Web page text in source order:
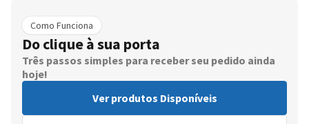
Como Funciona
Do clique à sua porta
Três passos simples para receber seu pedido ainda
hoje!
Ver produtos Disponíveis